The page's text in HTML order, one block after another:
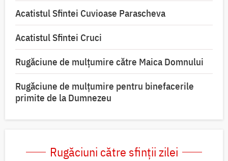
Acatistul Sfintei Cuvioase Parascheva
Acatistul Sfintei Cruci
Rugăciune de mulţumire către Maica Domnului
Rugăciune de mulțumire pentru binefacerile
primite de la Dumnezeu
Rugăciuni către sfinții zilei